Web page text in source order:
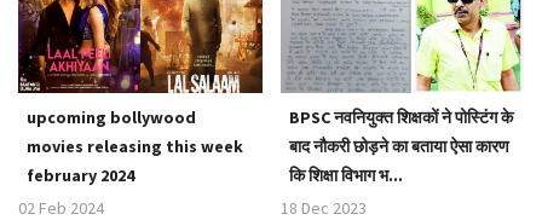
upcoming bollywood
movies releasing this week
february 2024
02 Feb 2024
BPSC नवनियुक्त शिक्षकों ने पोस्टिंग के
बाद नौकरी छोड़ने का बताया ऐसा कारण
कि शिक्षा विभाग भ...
18 Dec 2023